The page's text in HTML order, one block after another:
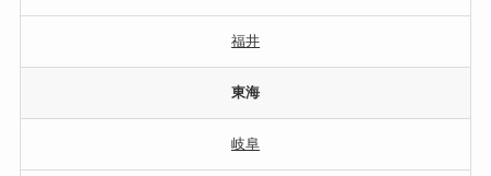
福井
東海
岐阜